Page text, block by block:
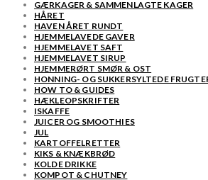
GÆRKAGER & SAMMENLAGTE KAGER
HÅRET
HAVEN ÅRET RUNDT
HJEMMELAVEDE GAVER
HJEMMELAVET SAFT
HJEMMELAVET SIRUP
HJEMMERØRT SMØR & OST
HONNING- OG SUKKERSYLTEDE
HOW TO & GUIDES
HÆKLEOPSKRIFTER
ISKAFFE
JUICER OG SMOOTHIES
JUL
KARTOFFELRETTER
KIKS & KNÆKBRØD
KOLDE DRIKKE
KOMPOT & CHUTNEY